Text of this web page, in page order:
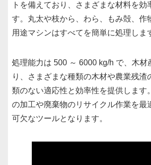
トを備えており、さまざまな材料を効
す。丸太や枝から、わら、もみ殻、作
用途マシンはすべてを簡単に処理しま
処理能力は 500 ～ 6000 kg/h で、木材
り、さまざまな種類の木材や農業残渣
類のない適応性と効率性を提供します
の加工や廃棄物のリサイクル作業を最
可欠なツールとなります。